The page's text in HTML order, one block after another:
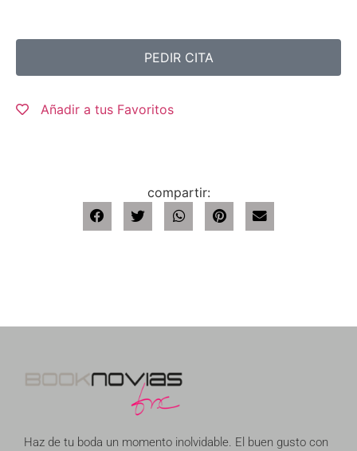
PEDIR CITA
Añadir a tus Favoritos
compartir:
Haz de tu boda un momento inolvidable. El buen gusto con